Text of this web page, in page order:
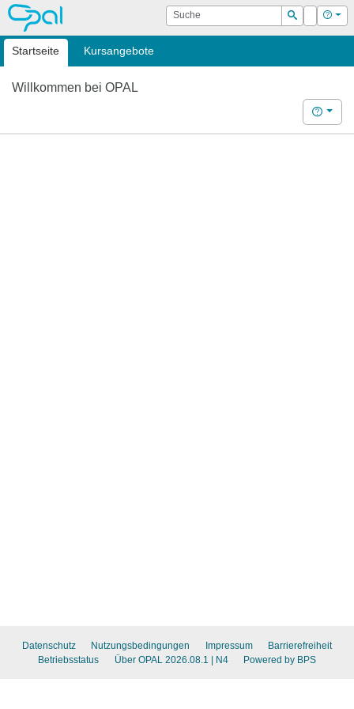
OPAL Suche
Suchen
Login Hilfe
Startseite Kursangebote
Willkommen bei OPAL
Hilfe
Datenschutz Nutzungsbedingungen Impressum
Barrierefreiheit
Betriebsstatus
Über OPAL 2026.08.1 | N4 Powered by BPS